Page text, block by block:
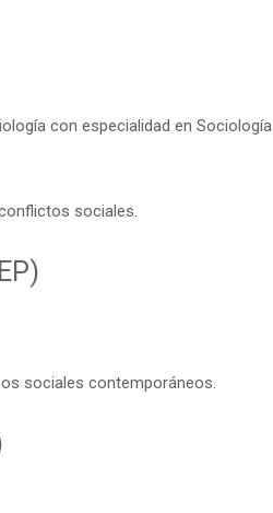
con especialidad en Sociología
sociales.
sociales contemporáneos.